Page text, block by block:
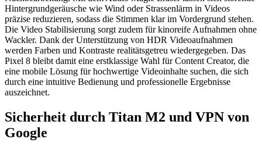
Hintergrundgeräusche wie Wind oder Strassenlärm in Videos
präzise reduzieren, sodass die Stimmen klar im Vordergrund stehen.
Die Video Stabilisierung sorgt zudem für kinoreife Aufnahmen ohne
Wackler. Dank der Unterstützung von HDR Videoaufnahmen
werden Farben und Kontraste realitätsgetreu wiedergegeben. Das
Pixel 8 bleibt damit eine erstklassige Wahl für Content Creator, die
eine mobile Lösung für hochwertige Videoinhalte suchen, die sich
durch eine intuitive Bedienung und professionelle Ergebnisse
auszeichnet.
Sicherheit durch Titan M2 und VPN von
Google